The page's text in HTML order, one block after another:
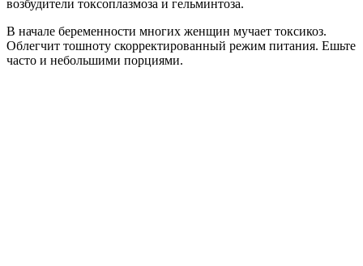
возбудители токсоплазмоза и гельминтоза.
В начале беременности многих женщин мучает токсикоз.
Облегчит тошноту скорректированный режим питания. Ешьте
часто и небольшими порциями.